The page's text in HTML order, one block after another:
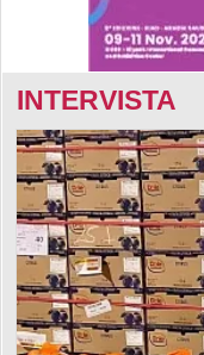
INTERVISTA